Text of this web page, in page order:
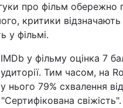
про фільм обережно
критики відзначають
у фільмі.
у фільму оцінка 7
Тим часом, на
нього 79% схвалення